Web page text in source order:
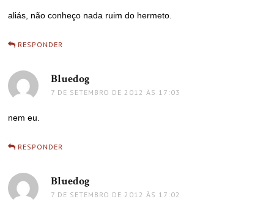
aliás, não conheço nada ruim do hermeto.
RESPONDER
Bluedog
7 DE SETEMBRO DE 2012 ÀS 17:03
nem eu.
RESPONDER
Bluedog
7 DE SETEMBRO DE 2012 ÀS 17:02